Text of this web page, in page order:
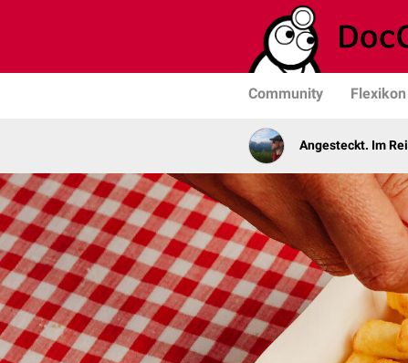
Community Flexikon
Angesteckt. Im